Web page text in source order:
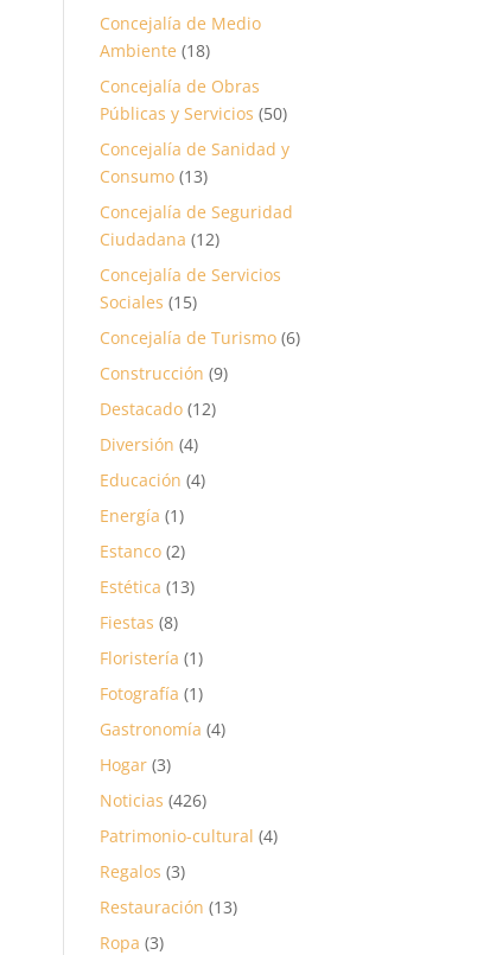
Concejalía de Medio
Ambiente (18)
Concejalía de Obras
Públicas y Servicios (50)
Concejalía de Sanidad y
Consumo (13)
Concejalía de Seguridad
Ciudadana (12)
Concejalía de Servicios
Sociales (15)
Concejalía de Turismo (6)
Construcción (9)
Destacado (12)
Diversión (4)
Educación (4)
Energía (1)
Estanco (2)
Estética (13)
Fiestas (8)
Floristería (1)
Fotografía (1)
Gastronomía (4)
Hogar (3)
Noticias (426)
Patrimonio-cultural (4)
Regalos (3)
Restauración (13)
Ropa (3)